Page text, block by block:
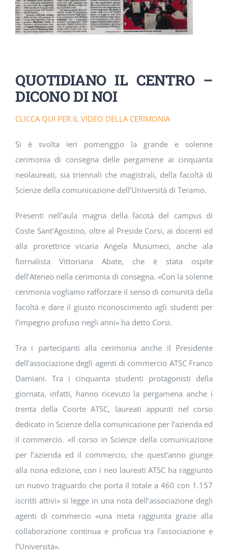
DOWNLOAD
SOSTENIBILITÀ
QUOTIDIANO IL CENTRO –
DICONO DI NOI
CLICCA QUI PER IL VIDEO DELLA CERIMONIA
Si è svolta ieri pomeriggio la grande e solenne
cerimonia di consegna delle pergamene ai cinquanta
neolaureati, sia triennali che magistrali, della facoltà di
Scienze della comunicazione dell’Università di Teramo.
Presenti nell’aula magna della facotà del campus di
Coste Sant’Agostino, oltre al Preside Corsi, ai docenti ed
alla prorettrice vicaria Angela Musumeci, anche ala
fiornalista Vittoriana Abate, che è stata ospite
dell’Ateneo nella cerimonia di consegna. «Con la solenne
cerimonia vogliamo rafforzare il senso di comunità della
facoltà e dare il giusto riconoscimento agli studenti per
l’impegno profuso negli anni» ha detto Corsi.
Tra i partecipanti alla cerimonia anche il Presidente
dell’associazione degli agenti di commercio ATSC Franco
Damiani. Tra i cinquanta studenti protagonisti della
giornata, infatti, hanno ricevuto la pergamena anche i
trenta della Coorte ATSC, laureati appunti nel corso
dedicato in Scienze della comunicazione per l’azienda ed
il commercio. «Il corso in Scienze della comunicazione
per l’azienda ed il commercio, che quest’anno giunge
alla nona edizione, con i neo laureati ATSC ha raggiunto
un nuovo traguardo che porta il totale a 460 con 1.157
iscritti attivi» si legge in una nota dell’associazione degli
agenti di commercio «una meta raggiunta grazie alla
collaborazione continua e proficua tra l’associazione e
l’Università».